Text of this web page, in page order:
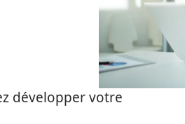
développer votre